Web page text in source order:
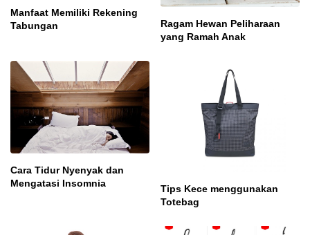
Manfaat Memiliki Rekening
Tabungan
Ragam Hewan Peliharaan
yang Ramah Anak
Cara Tidur Nyenyak dan
Mengatasi Insomnia
Tips Kece menggunakan
Totebag